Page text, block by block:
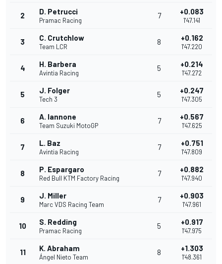
2 D. Petrucci
Pramac Racing
7 +0.083
1'47.141
3 C. Crutchlow
Team LCR
8 +0.162
1'47.220
4 H. Barbera
Avintia Racing
5 +0.214
1'47.272
5 J. Folger
Tech 3
5 +0.247
1'47.305
6 A. Iannone
Team Suzuki MotoGP
7 +0.567
1'47.625
7 L. Baz
Avintia Racing
7 +0.751
1'47.809
8 P. Espargaro
Red Bull KTM Factory Racing
7 +0.882
1'47.940
9 J. Miller
Marc VDS Racing Team
7 +0.903
1'47.961
10 S. Redding
Pramac Racing
5 +0.917
1'47.975
11 K. Abraham
Ángel Nieto Team
8 +1.303
1'48.361